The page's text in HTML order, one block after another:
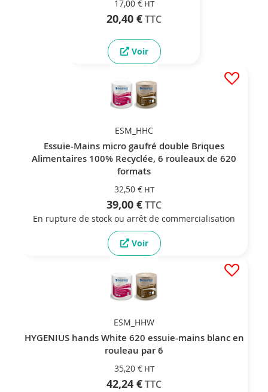
17,00 €
20,40 €
Voir
ESM_HHC
Essuie-Mains micro gaufré double Briques
Alimentaires 100% Recyclée, 6 rouleaux de 620
formats
32,50 €
39,00 €
En rupture de stock ou arrêt de commercialisation
Voir
ESM_HHW
HYGENIUS hands White 620 essuie-mains blanc en
rouleau par 6
35,20 €
42,24 €